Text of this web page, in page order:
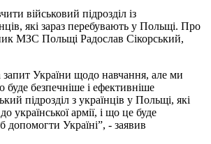
військовий підрозділ із
які зараз перебувають у Польщі. Про
МЗС Польщі Радослав Сікорський,
України щодо навчання, але ми
безпечніше і ефективніше
підрозділ з українців у Польщі, які
української армії, і що це буде
допомогти Україні”, - заявив